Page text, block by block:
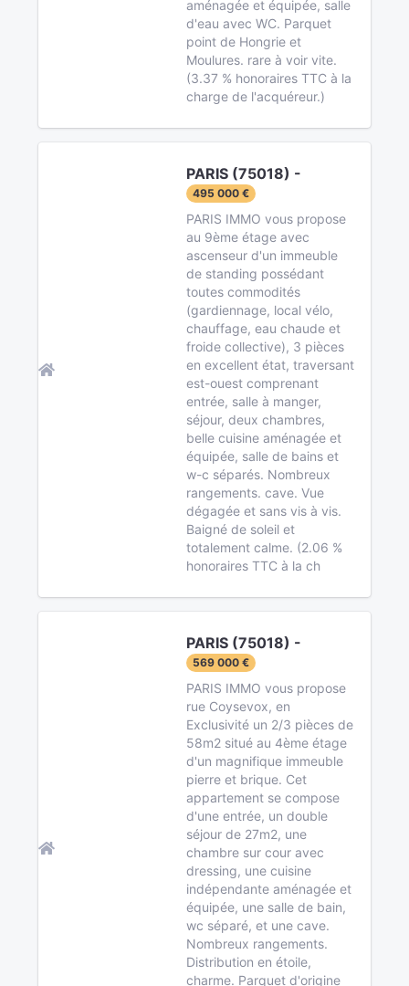
aménagée et équipée, salle
d'eau avec WC. Parquet
point de Hongrie et
Moulures. rare à voir vite.
(3.37 % honoraires TTC à la
charge de l'acquéreur.)
PARIS (75018) -
495 000 €
PARIS IMMO vous propose
au 9ème étage avec
ascenseur d'un immeuble
de standing possédant
toutes commodités
(gardiennage, local vélo,
chauffage, eau chaude et
froide collective), 3 pièces
en excellent état, traversant
est-ouest comprenant
entrée, salle à manger,
séjour, deux chambres,
belle cuisine aménagée et
équipée, salle de bains et
w-c séparés. Nombreux
rangements. cave. Vue
dégagée et sans vis à vis.
Baigné de soleil et
totalement calme. (2.06 %
honoraires TTC à la ch
PARIS (75018) -
569 000 €
PARIS IMMO vous propose
rue Coysevox, en
Exclusivité un 2/3 pièces de
58m2 situé au 4ème étage
d'un magnifique immeuble
pierre et brique. Cet
appartement se compose
d'une entrée, un double
séjour de 27m2, une
chambre sur cour avec
dressing, une cuisine
indépendante aménagée et
équipée, une salle de bain,
wc séparé, et une cave.
Nombreux rangements.
Distribution en étoile,
charme. Parquet d'origine